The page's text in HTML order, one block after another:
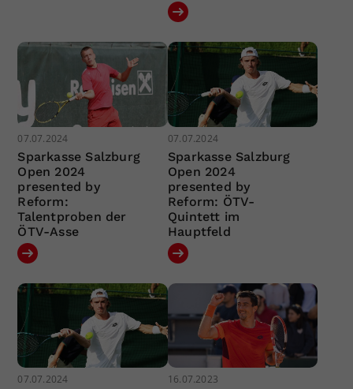
07.07.2024
Sparkasse Salzburg
Open 2024
presented by
Reform:
Talentproben der
ÖTV-Asse
07.07.2024
Sparkasse Salzburg
Open 2024
presented by
Reform: ÖTV-
Quintett im
Hauptfeld
07.07.2024 16.07.2023